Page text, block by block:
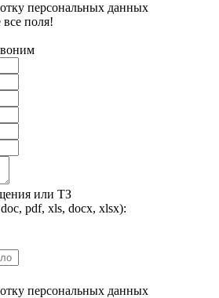
персональных данных
поля!
или ТЗ
pdf, xls, docx, xlsx):
персональных данных